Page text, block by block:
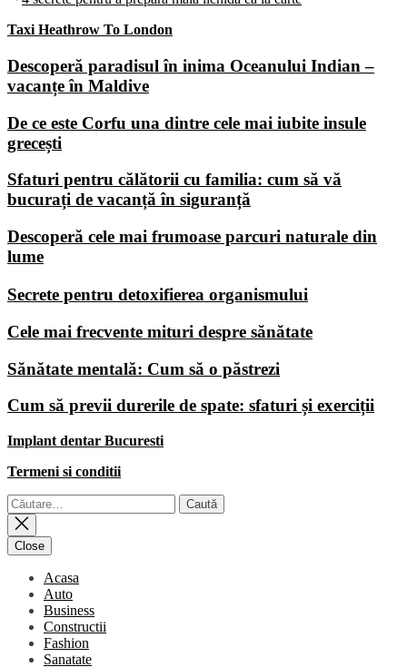
Taxi Heathrow To London
Descoperă paradisul în inima Oceanului Indian –
vacanțe în Maldive
De ce este Corfu una dintre cele mai iubite insule
grecești
Sfaturi pentru călătorii cu familia: cum să vă
bucurați de vacanță în siguranță
Descoperă cele mai frumoase parcuri naturale din
lume
Secrete pentru detoxifierea organismului
Cele mai frecvente mituri despre sănătate
Sănătate mentală: Cum să o păstrezi
Cum să previi durerile de spate: sfaturi și exerciții
Implant dentar Bucuresti
Termeni si conditii
Caută
după:
Close
Acasa
Auto
Business
Constructii
Fashion
Sanatate